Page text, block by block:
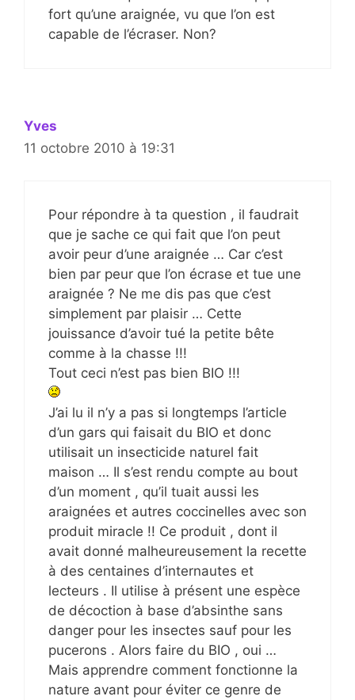
fort qu’une araignée, vu que l’on est
capable de l’écraser. Non?
Yves
11 octobre 2010 à 19:31
Pour répondre à ta question , il faudrait
que je sache ce qui fait que l’on peut
avoir peur d’une araignée … Car c’est
bien par peur que l’on écrase et tue une
araignée ? Ne me dis pas que c’est
simplement par plaisir … Cette
jouissance d’avoir tué la petite bête
comme à la chasse !!!
Tout ceci n’est pas bien BIO !!!
J’ai lu il n’y a pas si longtemps l’article
d’un gars qui faisait du BIO et donc
utilisait un insecticide naturel fait
maison … Il s’est rendu compte au bout
d’un moment , qu’il tuait aussi les
araignées et autres coccinelles avec son
produit miracle !! Ce produit , dont il
avait donné malheureusement la recette
à des centaines d’internautes et
lecteurs . Il utilise à présent une espèce
de décoction à base d’absinthe sans
danger pour les insectes sauf pour les
pucerons . Alors faire du BIO , oui …
Mais apprendre comment fonctionne la
nature avant pour éviter ce genre de